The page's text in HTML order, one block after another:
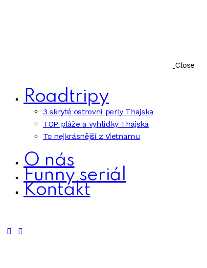
Close
Roadtripy
3 skryté ostrovní perly Thajska
TOP pláže a vyhlídky Thajska
To nejkrásnější z Vietnamu
O nás
Funny seriál
Kontakt